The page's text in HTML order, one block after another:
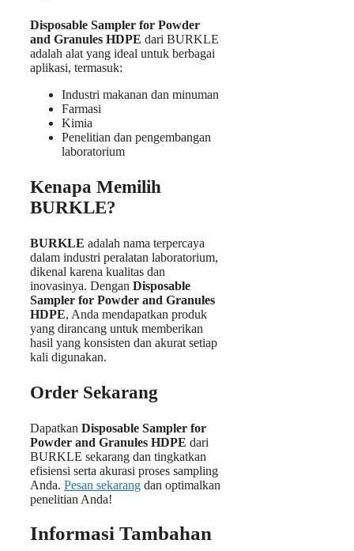
Disposable Sampler for Powder
and Granules HDPE dari BURKLE
adalah alat yang ideal untuk berbagai
aplikasi, termasuk:
Industri makanan dan minuman
Farmasi
Kimia
Penelitian dan pengembangan
laboratorium
Kenapa Memilih
BURKLE?
BURKLE adalah nama terpercaya
dalam industri peralatan laboratorium,
dikenal karena kualitas dan
inovasinya. Dengan Disposable
Sampler for Powder and Granules
HDPE, Anda mendapatkan produk
yang dirancang untuk memberikan
hasil yang konsisten dan akurat setiap
kali digunakan.
Order Sekarang
Dapatkan Disposable Sampler for
Powder and Granules HDPE dari
BURKLE sekarang dan tingkatkan
efisiensi serta akurasi proses sampling
Anda. Pesan sekarang dan optimalkan
penelitian Anda!
Informasi Tambahan